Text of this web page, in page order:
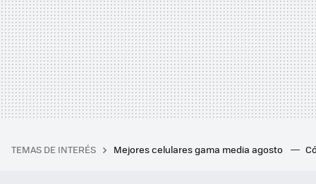
TEMAS DE INTERÉS Mejores celulares gama media agosto